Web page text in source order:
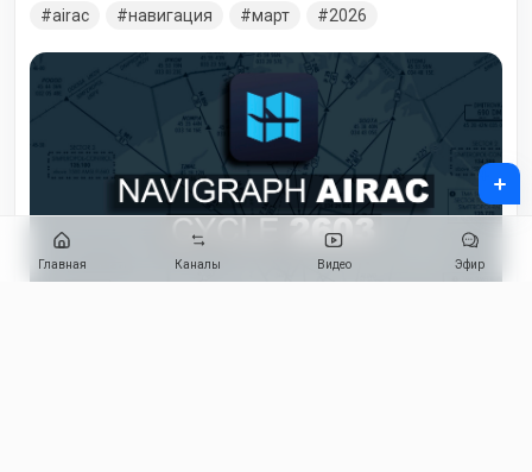
установленный график обновления всех
баз данных для FMC. В соответствии с этим графиком,
аэронавигационная информация обновляется каждые 28
дней – таким образом, в каждом году 13 циклов
airac
навигация март 2026
Главная Каналы Видео Эфир
+